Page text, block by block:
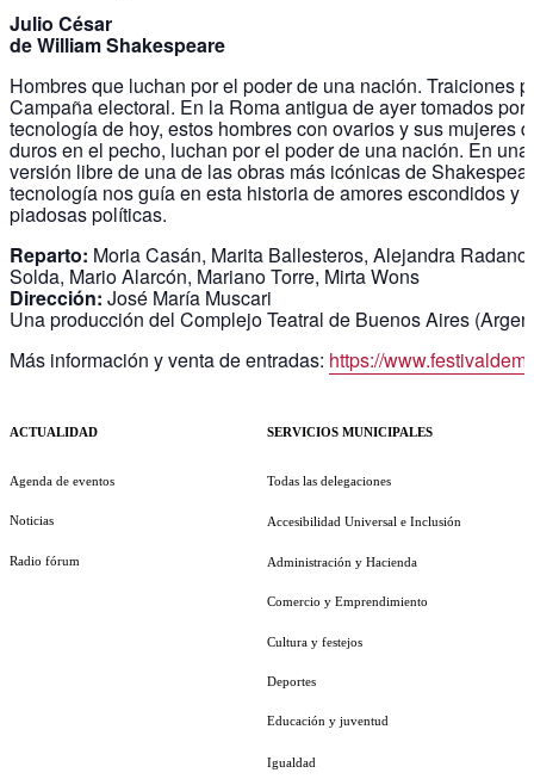
Julio César
de William Shakespeare
Hombres que luchan por el poder de una nación. Traiciones
Campaña electoral. En la Roma antigua de ayer tomados por
tecnología de hoy, estos hombres con ovarios y sus mujeres
duros en el pecho, luchan por el poder de una nación. En una
versión libre de una de las obras más icónicas de
tecnología nos guía en esta historia de amores escondidos y
piadosas políticas.
Reparto: Moria Casán, Marita Ballesteros, Alejandra
Solda, Mario Alarcón, Mariano Torre, Mirta Wons
Dirección: José María Muscari
Una producción del Complejo Teatral de Buenos Aires
Más información y venta de entradas: https://
ACTUALIDAD
Agenda de eventos
Noticias
Radio fórum
SERVICIOS MUNICIPALES
Todas las delegaciones
Accesibilidad Universal e Inclusión
Administración y Hacienda
Comercio y Emprendimiento
Cultura y festejos
Deportes
Educación y juventud
Igualdad